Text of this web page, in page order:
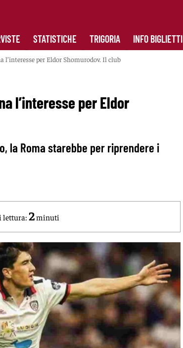
STATISTICHE TRIGORIA INFO BIGLIETTI
per Eldor Shomurodov. Il club
l’interesse per Eldor
la Roma starebbe per riprendere i
lettura:2minuti